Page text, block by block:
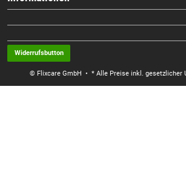
Widerrufsbutton
© Flixcare GmbH • * Alle Preise inkl. gesetzlicher